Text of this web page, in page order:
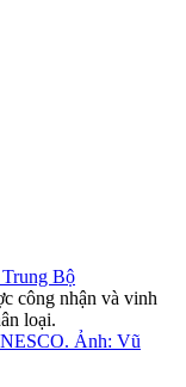
Bộ
công nhận và vinh
loại.